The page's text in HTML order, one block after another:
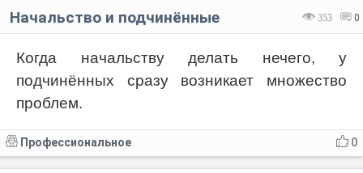
Код:
353 0
Начальство и подчинённые
Когда начальству делать нечего, у
подчинённых сразу возникает множество
проблем.
0
Профессиональное